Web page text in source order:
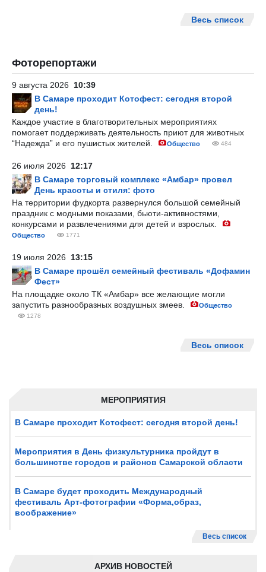
МЕРОПРИЯТИЯ
В Самаре проходит Котофест: сегодня второй день!
Мероприятия в День физкультурника пройдут в
большинстве городов и районов Самарской области
В Самаре будет проходить Международный
фестиваль Арт-фотографии «Форма,образ,
воображение»
Весь список
АРХИВ НОВОСТЕЙ
Весь список
Фоторепортажи
9 августа 2026 10:39
В Самаре проходит Котофест: сегодня второй
день!
Каждое участие в благотворительных мероприятиях
помогает поддерживать деятельность приют для животных
“Надежда” и его пушистых жителей.
Общество 484
26 июля 2026 12:17
В Самаре торговый комплекс «Амбар» провел
День красоты и стиля: фото
На территории фудкорта развернулся большой семейный
праздник с модными показами, бьюти-активностями,
конкурсами и развлечениями для детей и взрослых.
Общество 1771
19 июля 2026 13:15
В Самаре прошёл семейный фестиваль «Дофамин
Фест»
На площадке около ТК «Амбар» все желающие могли
запустить разнообразных воздушных змеев.
Общество
1278
Весь список